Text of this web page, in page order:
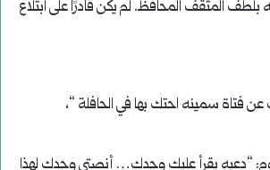
بلطف المثقف المحافظ. لم يكن قادرًا على ابتلاع
عن فتاة سمينه احتك بها في الحافلة “،
“دعيه يقرأ عليكِ وحدكِ… أنصتي وحدكِ لهذا